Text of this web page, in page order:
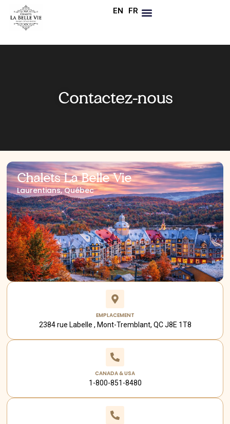
EN FR
Contactez-nous
Chalets La Belle Vie
Laurentians, Québec
EMPLACEMENT
2384 rue Labelle , Mont-Tremblant, QC J8E 1T8
CANADA & USA
1-800-851-8480